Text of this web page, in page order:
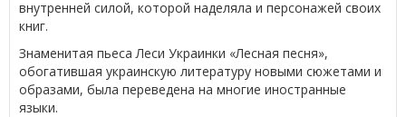
внутренней силой, которой наделяла и персонажей своих
книг.
Знаменитая пьеса Леси Украинки «Лесная песня»,
обогатившая украинскую литературу новыми сюжетами и
образами, была переведена на многие иностранные
языки.